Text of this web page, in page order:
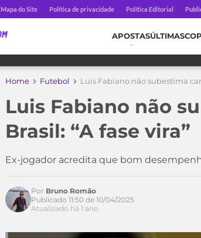
Mapa do Site Política de privacidade Política Editorial
APOSTASÚLTIMAS
Home Futebol Luis Fabiano não subestima
Luis Fabiano não
Brasil: “A fase vira”
Ex-jogador acredita que bom
Por Bruno Romão
Publicado 11:50 de 10/04/2025
Atualizado há 1 ano